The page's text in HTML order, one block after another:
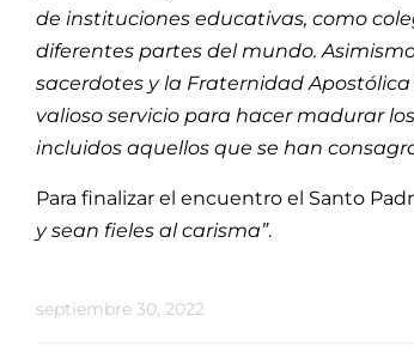
de instituciones educativas, como
diferentes partes del mundo.
sacerdotes y la Fraternidad
valioso servicio para hacer madurar
incluidos aquellos que se han
Para finalizar el encuentro el Santo
y sean fieles al carisma”.
septiembre 30, 2022